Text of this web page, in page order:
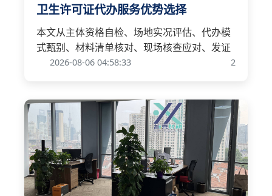
卫生许可证代办服务优势选择
本文从主体资格自检、场地实况评估、代办模
式甄别、材料清单核对、现场核查应对、发证
2026-08-06 04:58:33 2